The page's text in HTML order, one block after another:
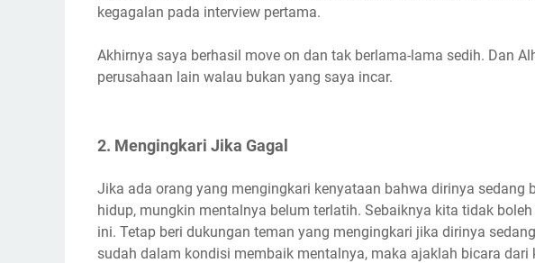
kegagalan pada interview pertama.
Akhirnya saya berhasil move on dan tak berlama-lama sedih. Dan
perusahaan lain walau bukan yang saya incar.
2. Mengingkari Jika Gagal
Jika ada orang yang mengingkari kenyataan bahwa dirinya sedang
hidup, mungkin mentalnya belum terlatih. Sebaiknya kita tidak
ini. Tetap beri dukungan teman yang mengingkari jika dirinya
sudah dalam kondisi membaik mentalnya, maka ajaklah bicara